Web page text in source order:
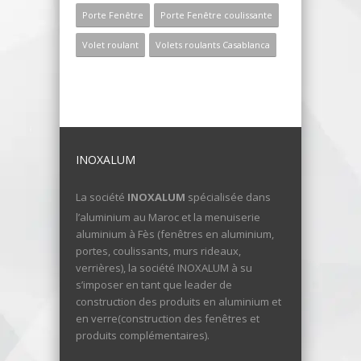
Porte Fenêtre Porte Fenêtre coulissante
Volet roulant Volets roulants Casablanca
INOXALUM
La société INOXALUM spécialisée dans
l’aluminium au Maroc et la menuiserie
aluminium à Fès (fenêtres en aluminium,
portes, coulissants, murs rideaux,
verrières), la société INOXALUM à su
s’imposer en tant que leader de
construction des produits en aluminium et
en verre(construction des fenêtres et
produits complémentaires).